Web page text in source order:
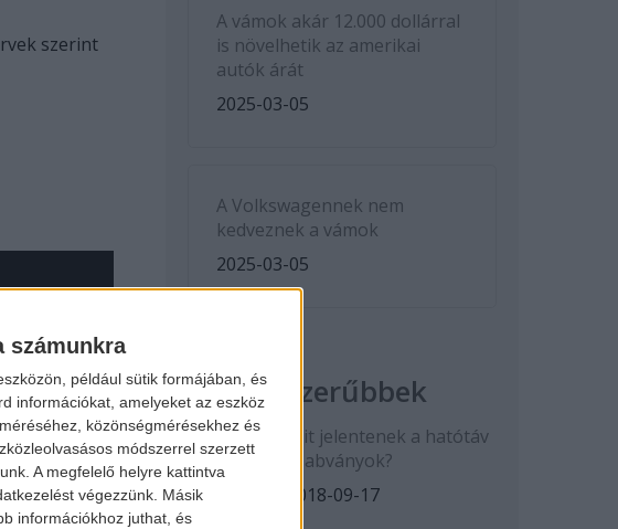
számunkra
például sütik formájában, és
információkat, amelyeket az eszköz
közönségmérésekhez és
módszerrel szerzett
A megfelelő helyre kattintva
végezzünk. Másik
információkhoz juthat, és
szerint
A vámok akár 12.000 dollárral
is növelhetik az amerikai
autók árát
2025-03-05
A Volkswagennek nem
kedveznek a vámok
2025-03-05
Legnépszerűbbek
Mit jelentenek a hatótáv
szabványok?
2018-09-17